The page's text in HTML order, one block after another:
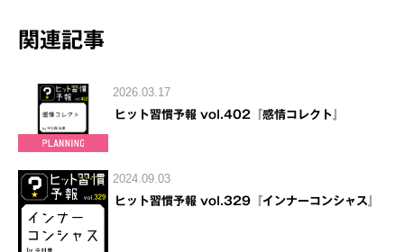
関連記事
2026.03.17
ヒット習慣予報 vol.402『感情コレクト』
2024.09.03
ヒット習慣予報 vol.329『インナーコンシャス』